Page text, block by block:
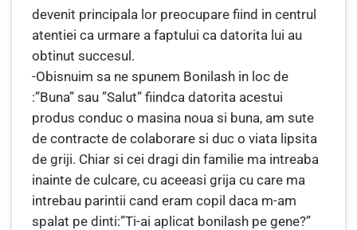
devenit principala lor preocupare fiind in centrul
atentiei ca urmare a faptului ca datorita lui au
obtinut succesul.
-Obisnuim sa ne spunem Bonilash in loc de
:”Buna” sau ”Salut” fiindca datorita acestui
produs conduc o masina noua si buna, am sute
de contracte de colaborare si duc o viata lipsita
de griji. Chiar si cei dragi din familie ma intreaba
inainte de culcare, cu aceeasi grija cu care ma
intrebau parintii cand eram copil daca m-am
spalat pe dinti:”Ti-ai aplicat bonilash pe gene?”